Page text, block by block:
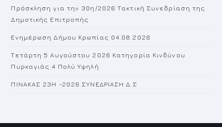
Πρόσκληση για την 30η/2026 Τακτική Συνεδρίαση της
Δημοτικής Επιτροπής
Ενημέρωση Δήμου Κρωπίας 04.08.2026
Τετάρτη 5 Αυγούστου 2026 Κατηγορία Κινδύνου
Πυρκαγιάς 4 Πολύ Υψηλή
ΠΙΝΑΚΑΣ 23H -2026 ΣΥΝΕΔΡΙΑΣΗ Δ.Σ